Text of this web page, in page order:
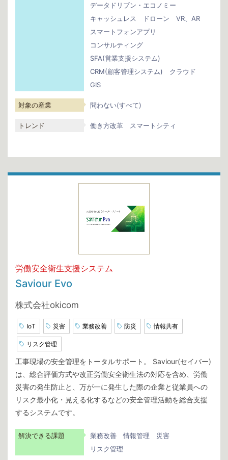
データドリブン・エコノミー
キャッシュレス
ドローン
VR、AR
スマートフォンアプリ
コンサルティング
SFA(営業支援システム)
CRM(顧客管理システム)
クラウド
GIS
対象の産業 問わない(すべて)
トレンド 働き方改革 スマートシティ
労働安全衛生支援システム
Saviour Evo
株式会社okicom
IoT 災害 業務改善 防災 情報共有
リスク管理
工事現場の安全管理をトータルサポート。 Saviour(セイバー)
は、総合評価方式や改正労働安全衛生法の対応を含め、労働
災害の発生防止と、万が一に発生した際の企業と従業員への
リスク最小化・見える化するなどの安全管理活動を総合支援
するシステムです。
解決できる課題 業務改善 情報管理
災害
リスク管理